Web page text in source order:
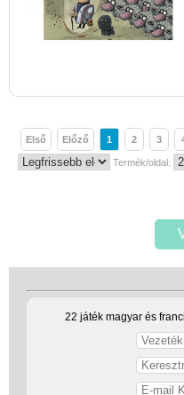
Első Előző 1 2 3
Termék/oldal:
22 játék magyar és